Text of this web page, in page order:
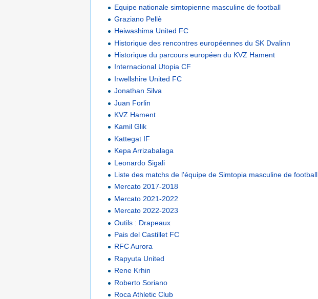
Equipe nationale simtopienne masculine de football
Graziano Pellè
Heiwashima United FC
Historique des rencontres européennes du SK Dvalinn
Historique du parcours européen du KVZ Hament
Internacional Utopia CF
Irwellshire United FC
Jonathan Silva
Juan Forlin
KVZ Hament
Kamil Glik
Kattegat IF
Kepa Arrizabalaga
Leonardo Sigali
Liste des matchs de l'équipe de Simtopia masculine de football
Mercato 2017-2018
Mercato 2021-2022
Mercato 2022-2023
Outils : Drapeaux
Pais del Castillet FC
RFC Aurora
Rapyuta United
Rene Krhin
Roberto Soriano
Roca Athletic Club